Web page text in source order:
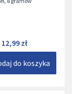
12,99 zł
do koszyka